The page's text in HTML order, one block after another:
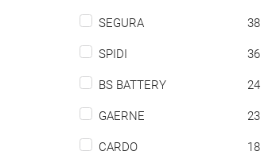
SEGURA 38
SPIDI 36
BS BATTERY 24
GAERNE 23
CARDO 18